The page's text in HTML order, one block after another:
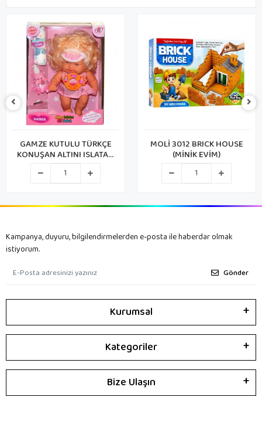
GAMZE KUTULU TÜRKÇE
KONUŞAN ALTINI ISLATAN
BEBEK
MOLİ 3012 BRICK HOUSE
(MİNİK EVİM)
Kampanya, duyuru, bilgilendirmelerden e-posta ile haberdar olmak
istiyorum.
Gönder
Kurumsal
Kategoriler
Bize Ulaşın